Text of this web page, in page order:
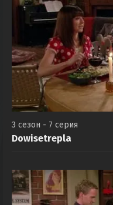
3 сезон - 7 серия
Dowisetrepla